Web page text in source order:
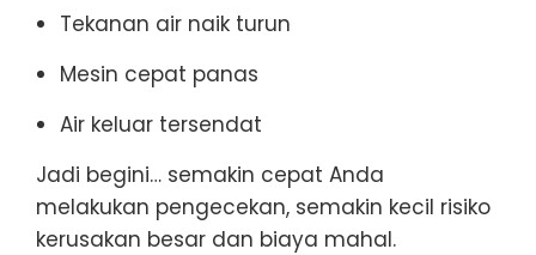
Tekanan air naik turun
Mesin cepat panas
Air keluar tersendat
Jadi begini… semakin cepat Anda
melakukan pengecekan, semakin kecil risiko
kerusakan besar dan biaya mahal.